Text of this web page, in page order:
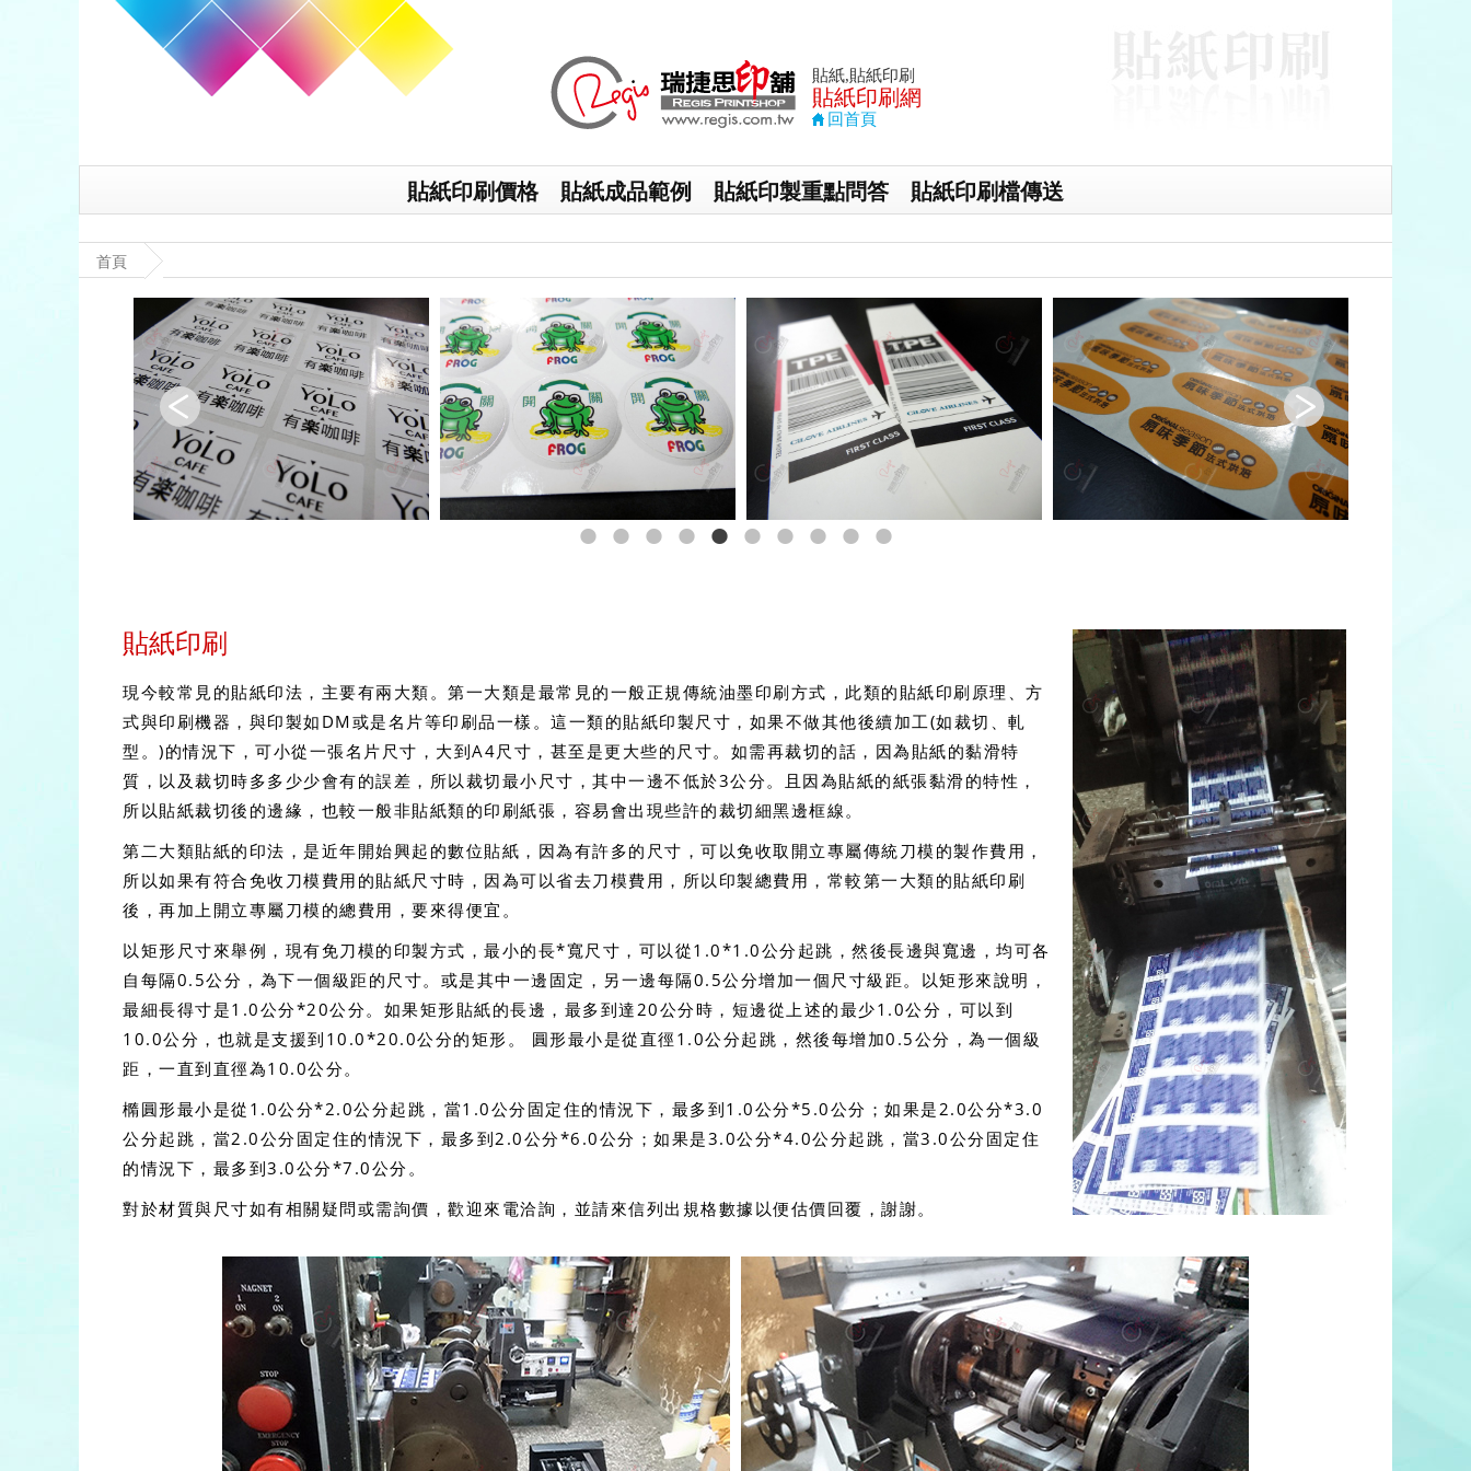
貼紙,貼紙印刷
貼紙印刷網
回首頁
貼紙印刷價格 貼紙成品範例 貼紙印製重點問答 貼紙印刷檔傳送
首頁
貼紙印刷
現今較常見的貼紙印法，主要有兩大類。第一大類是最常見的一般正規傳統油墨印刷方式，此類的貼紙印刷原理、方
式與印刷機器，與印製如DM或是名片等印刷品一樣。這一類的貼紙印製尺寸，如果不做其他後續加工(如裁切、軋
型。)的情況下，可小從一張名片尺寸，大到A4尺寸，甚至是更大些的尺寸。如需再裁切的話，因為貼紙的黏滑特
質，以及裁切時多多少少會有的誤差，所以裁切最小尺寸，其中一邊不低於3公分。且因為貼紙的紙張黏滑的特性，
所以貼紙裁切後的邊緣，也較一般非貼紙類的印刷紙張，容易會出現些許的裁切細黑邊框線。
第二大類貼紙的印法，是近年開始興起的數位貼紙，因為有許多的尺寸，可以免收取開立專屬傳統刀模的製作費用，
所以如果有符合免收刀模費用的貼紙尺寸時，因為可以省去刀模費用，所以印製總費用，常較第一大類的貼紙印刷
後，再加上開立專屬刀模的總費用，要來得便宜。
以矩形尺寸來舉例，現有免刀模的印製方式，最小的長*寬尺寸，可以從1.0*1.0公分起跳，然後長邊與寬邊，均可各
自每隔0.5公分，為下一個級距的尺寸。或是其中一邊固定，另一邊每隔0.5公分增加一個尺寸級距。以矩形來說明，
最細長得寸是1.0公分*20公分。如果矩形貼紙的長邊，最多到達20公分時，短邊從上述的最少1.0公分，可以到
10.0公分，也就是支援到10.0*20.0公分的矩形。 圓形最小是從直徑1.0公分起跳，然後每增加0.5公分，為一個級
距，一直到直徑為10.0公分。
橢圓形最小是從1.0公分*2.0公分起跳，當1.0公分固定住的情況下，最多到1.0公分*5.0公分；如果是2.0公分*3.0
公分起跳，當2.0公分固定住的情況下，最多到2.0公分*6.0公分；如果是3.0公分*4.0公分起跳，當3.0公分固定住
的情況下，最多到3.0公分*7.0公分。
對於材質與尺寸如有相關疑問或需詢價，歡迎來電洽詢，並請來信列出規格數據以便估價回覆，謝謝。